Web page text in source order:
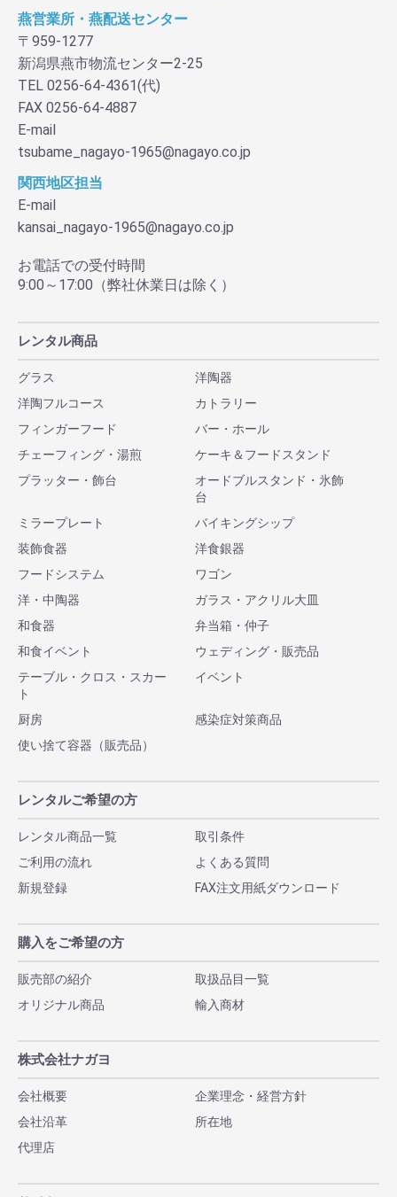
燕営業所・燕配送センター
〒959-1277
新潟県燕市物流センター2-25
TEL 0256-64-4361(代)
FAX 0256-64-4887
E-mail
tsubame_nagayo-1965@nagayo.co.jp
関西地区担当
E-mail
kansai_nagayo-1965@nagayo.co.jp
お電話での受付時間
9:00～17:00（弊社休業日は除く）
レンタル商品
グラス
洋陶器
洋陶フルコース
カトラリー
フィンガーフード
バー・ホール
チェーフィング・湯煎
ケーキ＆フードスタンド
プラッター・飾台
オードブルスタンド・氷飾
台
ミラープレート
バイキングシップ
装飾食器
洋食銀器
フードシステム
ワゴン
洋・中陶器
ガラス・アクリル大皿
和食器
弁当箱・仲子
和食イベント
ウェディング・販売品
テーブル・クロス・スカー
ト
イベント
厨房
感染症対策商品
使い捨て容器（販売品）
レンタルご希望の方
レンタル商品一覧
取引条件
ご利用の流れ
よくある質問
新規登録
FAX注文用紙ダウンロード
購入をご希望の方
販売部の紹介
取扱品目一覧
オリジナル商品
輸入商材
株式会社ナガヨ
会社概要
企業理念・経営方針
会社沿革
所在地
代理店